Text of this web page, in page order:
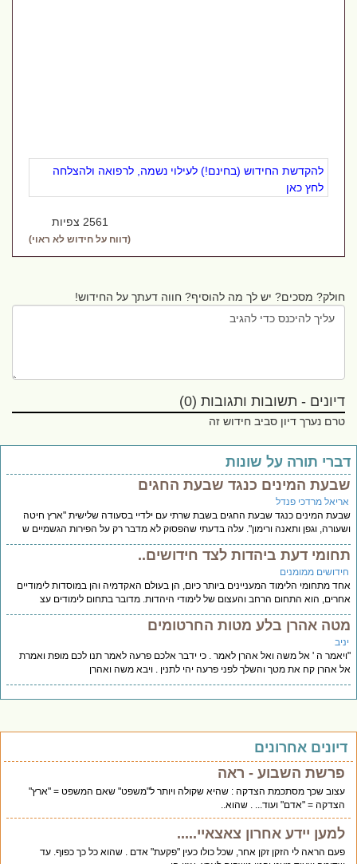
להקדשת החידוש (בחינם!) לעילוי נשמה, לרפואה ולהצלחה
לחץ כאן
2561 צפיות
(דווח על חידוש לא ראוי)
חולק? מסכים? יש לך מה להוסיף? חווה דעתך על החידוש!
דיונים - תשובות ותגובות (0)
טרם נערך דיון סביב חידוש זה
תורה על שונות
המינים כנגד שבעת החגים
מרדכי פנדל
המינים כנגד שבעת החגים בשבת שרתי עם ילדיי בסעודה שלישית "ארץ חיטה
וגפן ותאנה ורימון". עלה בדעתי שהפסוק לא מדבר רק על הפירות הגשמיים ש
דעת ביהדות לצד חידושים..
ממומנים
מתחומי הלימוד המעניינים ביותר כיום, הן בעולם האקדמיה והן במוסדות לימודיים
הוא התחום הרחב והעצום של לימודי היהדות. מדובר בתחום לימודים עצ
אהרן בלע מטות החרטומים
ה ' אל משה ואל אהרן לאמר . כי ידבר אלכם פרעה לאמר תנו לכם מופת ואמרת
אהרן קח את מטך והשלך לפני פרעה יהי לתנין . ויבא משה ואהרן
אחרונים
פרשת השבוע - ראה
עצוב שכך מסתכמת הצדקה : שהיא שקולה ויותר ל"משפט" שאם המשפט = "ארץ"
הצדקה = "אדם" ועוד... . שהוא..
למען יידע אחרון צאצאיי.....
פעם הראה לי הזקן זקן אחר, שכל כולו כעין "פקעת" אדם . שהוא כל כך כפוף. עד